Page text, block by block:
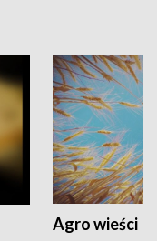
Agro wieści